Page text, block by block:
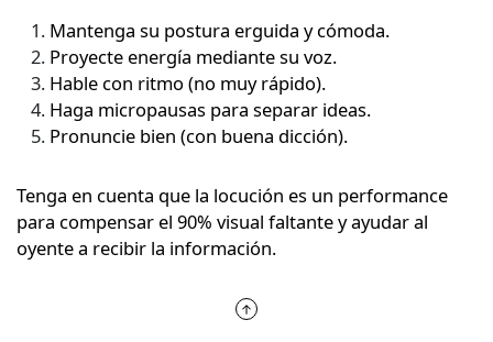
Mantenga su postura erguida y cómoda.
Proyecte energía mediante su voz.
Hable con ritmo (no muy rápido).
Haga micropausas para separar ideas.
Pronuncie bien (con buena dicción).
Tenga en cuenta que la locución es un performance
para compensar el 90% visual faltante y ayudar al
oyente a recibir la información.